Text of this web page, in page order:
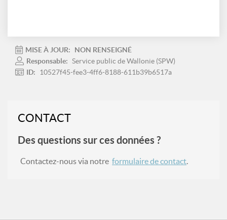
MISE À JOUR:
NON RENSEIGNÉ
Responsable: Service public de Wallonie (SPW)
ID:
10527f45-fee3-4ff6-8188-611b39b6517a
CONTACT
Des questions sur ces données ?
Contactez-nous via notre formulaire de contact.